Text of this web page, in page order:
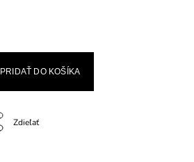
PRIDAŤ DO KOŠÍKA
Zdieľať